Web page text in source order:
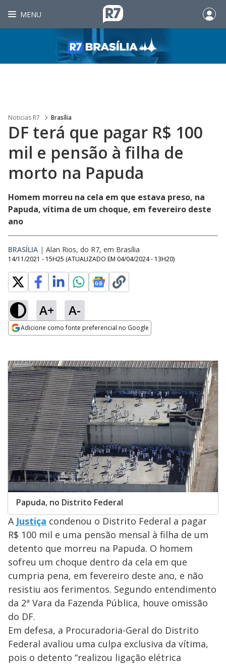
MENU
Noticias R7 Brasília
DF terá que pagar R$ 100
mil e pensão à filha de
morto na Papuda
Homem morreu na cela em que estava preso, na
Papuda, vítima de um choque, em fevereiro deste
ano
BRASÍLIA | Alan Rios, do R7, em Brasília
14/11/2021 - 15H25 (ATUALIZADO EM 04/04/2024 - 13H20)
A+ A-
Adicione como fonte preferencial no Google
Papuda, no Distrito Federal
A Justiça condenou o Distrito Federal a pagar
R$ 100 mil e uma pensão mensal à filha de um
detento que morreu na Papuda. O homem
sofreu um choque dentro da cela em que
cumpria pena, em fevereiro deste ano, e não
resistiu aos ferimentos. Segundo entendimento
da 2ª Vara da Fazenda Pública, houve omissão
do DF.
Em defesa, a Procuradoria-Geral do Distrito
Federal avaliou uma culpa exclusiva da vítima,
pois o detento “realizou ligação elétrica